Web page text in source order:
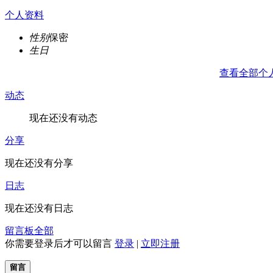
个人资料
性别保密
生日
查看全部个
动态
现在还没有动态
分享
现在还没有分享
日志
现在还没有日志
留言板全部
你需要登录后才可以留言 登录 | 立即注册
留言